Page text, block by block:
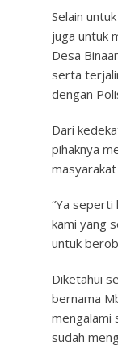
Selain
juga untuk
Desa
serta
dengan
Dari
pihaknya
“Ya seperti
kami yang
untuk
Diketahui
bernama
mengalami
sudah